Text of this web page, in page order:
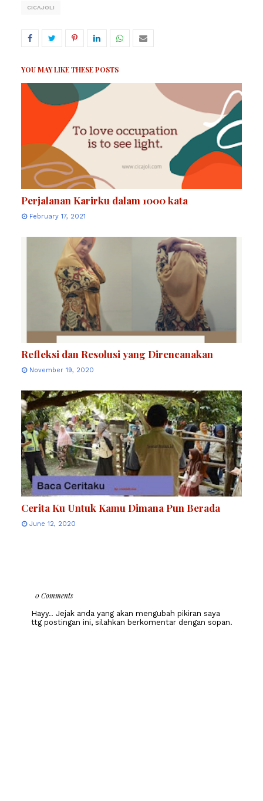
CICAJOLI
YOU MAY LIKE THESE POSTS
Perjalanan Karirku dalam 1000 kata
February 17, 2021
Refleksi dan Resolusi yang Direncanakan
November 19, 2020
Cerita Ku Untuk Kamu Dimana Pun Berada
June 12, 2020
0 Comments
Hayy.. Jejak anda yang akan mengubah pikiran saya
ttg postingan ini, silahkan berkomentar dengan sopan.